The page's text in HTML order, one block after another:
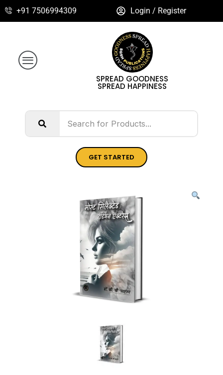
+91 7506994309 Login / Register
SPREAD GOODNESS
SPREAD HAPPINESS
GET STARTED